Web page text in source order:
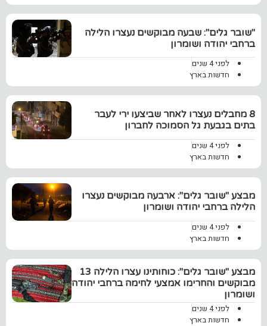
"שובר גלים": שבעה מבוקשים נעצרו הלילה
ברחבי יהודה ושומרון
לפני 4 שנים
חדשות בארץ
8 מחבלים נעצרו לאחר שביצעו ירי לעבר
בתים בגבעת גל הסמוכה לחברון
לפני 4 שנים
חדשות בארץ
מבצע "שובר גלים": ארבעה מבוקשים נעצרו
הלילה ברחבי יהודה ושומרון
לפני 4 שנים
חדשות בארץ
מבצע "שובר גלים": כוחותינו עצרו הלילה 13
מבוקשים והחרימו אמצעי לחימה ברחבי יהודה
ושומרון
לפני 4 שנים
חדשות בארץ